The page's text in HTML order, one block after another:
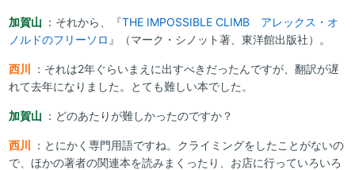
加賀山 ：それから、『THE IMPOSSIBLE CLIMB アレックス・オ
ノルドのフリーソロ 』（マーク・シノット著、東洋館出版社）。
西川
：それは2年ぐらいまえに出すべきだったんですが、翻訳が遅
れて去年になりました。とても難しい本でした。
加賀山 ：どのあたりが難しかったのですか？
西川
：とにかく専門用語ですね。クライミングをしたことがないの
で、ほかの著者の関連本を読みまくったり、お店に行っていろいろ